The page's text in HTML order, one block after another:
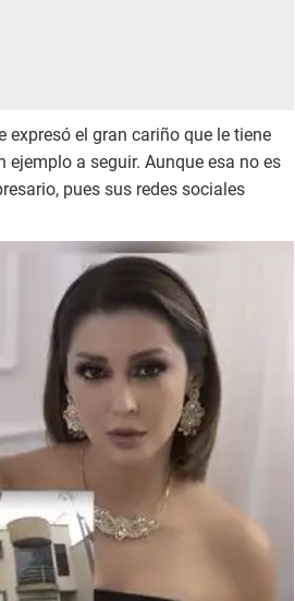
el gran cariño que le tiene
a seguir. Aunque esa no es
pues sus redes sociales